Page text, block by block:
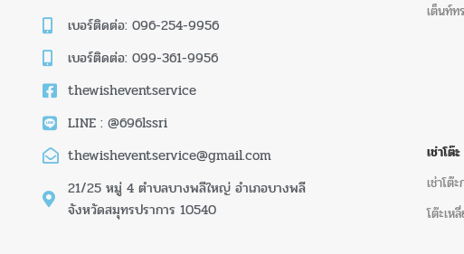
เบอร์ติดต่อ: 096-254-9956
เบอร์ติดต่อ: 099-361-9956
thewisheventservice
LINE : @696lssri
thewisheventservice@gmail.com
21/25 หมู่ 4 ตำบลบางพลีใหญ่ อำเภอบางพลี
จังหวัดสมุทรปราการ 10540
เต็นท์ท
เช่าโต๊ะ
เช่าโต๊
โต๊ะเห